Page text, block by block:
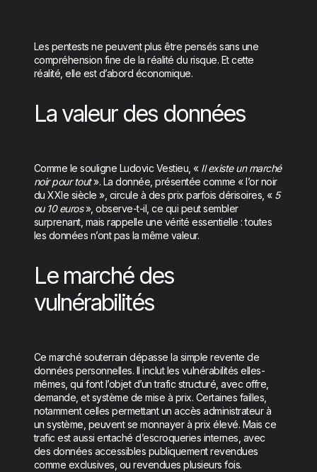
Les pentests ne peuvent plus être pensés sans une
compréhension fine de la réalité du risque. Et cette
réalité, elle est d’abord économique.
La valeur des données
Comme le souligne Ludovic Vestieu, « Il existe un marché
noir pour tout». La donnée, présentée comme « l’or noir
du XXIe siècle », circule à des prix parfois dérisoires, « 5
ou 10 euros», observe-t-il, ce qui peut sembler
surprenant, mais rappelle une vérité essentielle : toutes
les données n’ont pas la même valeur.
Le marché des
vulnérabilités
Ce marché souterrain dépasse la simple revente de
données personnelles. Il inclut les vulnérabilités elles-
mêmes, qui font l’objet d’un trafic structuré, avec offre,
demande, et système de mise à prix. Certaines failles,
notamment celles permettant un accès administrateur à
un système, peuvent se monnayer à prix élevé. Mais ce
trafic est aussi entaché d’escroqueries internes, avec
des données accessibles publiquement revendues
comme exclusives, ou revendues plusieurs fois.